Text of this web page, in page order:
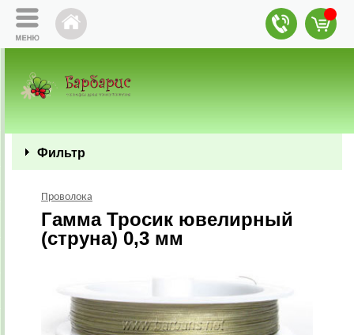
Фильтр
Проволока
Гамма Тросик ювелирный
(струна) 0,3 мм